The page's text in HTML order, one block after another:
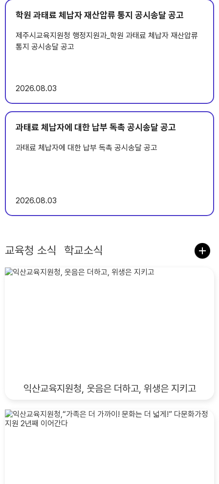
학원 과태료 체납자 재산압류 통지 공시송달 공고
제주시교육지원청 행정지원과_학원 과태료 체납자 재산압류
통지 공시송달 공고
2026 08.03
과태료 체납자에 대한 납부 독촉 공시송달 공고
과태료 체납자에 대한 납부 독촉 공시송달 공고
2026 08.03
교육청 소식 학교소식
익산교육지원청, 웃음은 더하고, 위생은 지키고